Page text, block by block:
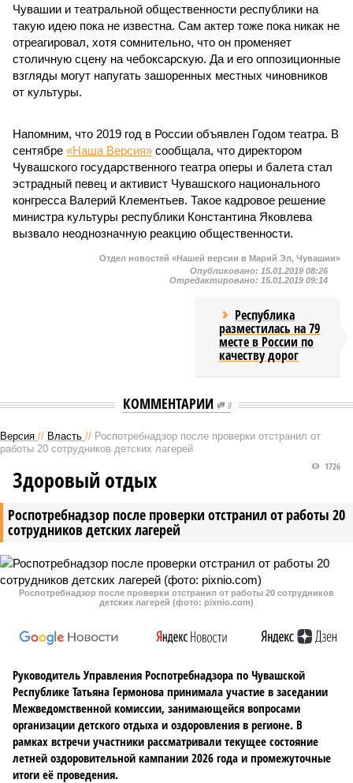
Чувашии и театральной общественности республики на
такую идею пока не известна. Сам актер тоже пока никак не
отреагировал, хотя сомнительно, что он променяет
столичную сцену на чебоксарскую. Да и его оппозиционные
взгляды могут напугать зашоренных местных чиновников
от культуры.
Напомним, что 2019 год в России объявлен Годом театра. В
сентябре «Наша Версия» сообщала, что директором
Чувашского государственного театра оперы и балета стал
эстрадный певец и активист Чувашского национального
конгресса Валерий Клементьев. Такое кадровое решение
министра культуры республики Константина Яковлева
вызвало неоднозначную реакцию общественности.
Отдел новостей «Нашей версии в Марий Эл, Чувашии»
Опубликовано: 15.01.2019 08:26
Отредактировано: 15.01.2019 09:14
Республика
разместилась на 79
месте в России по
качеству дорог
КОММЕНТАРИИ 0
Версия // Власть // Роспотребнадзор после проверки отстранил от
работы 20 сотрудников детских лагерей
Роспотребнадзор после проверки отстранил от работы 20
сотрудников детских лагерей
1726
Здоровый отдых
Роспотребнадзор после проверки отстранил от работы 20 сотрудников
детских лагерей (фото: pixnio.com)
Руководитель Управления Роспотребнадзора по Чувашской
Республике Татьяна Гермонова принимала участие в заседании
Межведомственной комиссии, занимающейся вопросами
организации детского отдыха и оздоровления в регионе. В
рамках встречи участники рассматривали текущее состояние
летней оздоровительной кампании 2026 года и промежуточные
итоги её проведения.